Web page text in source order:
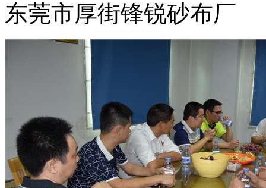
东莞市厚街锋锐砂布厂